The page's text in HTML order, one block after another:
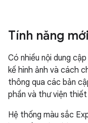
Tính năng mới
Có nhiều nội dung
kế hình ảnh và cách
thông qua các bản
phần và thư viện
Hệ thống màu sắc